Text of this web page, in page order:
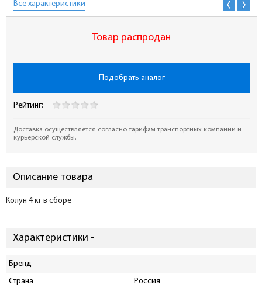
Все характеристики
Товар распродан
Подобрать аналог
Рейтинг:
Доставка осуществляется согласно тарифам транспортных компаний и
курьерской службы.
Описание товара
Колун 4 кг в сборе
Характеристики -
Бренд
-
Страна
Россия